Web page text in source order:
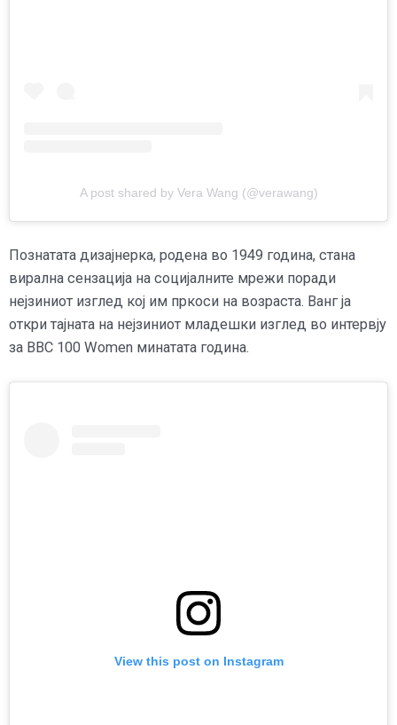
A post shared by Vera Wang (@verawang)
Познатата дизајнерка, родена во 1949 година, стана
вирална сензација на социјалните мрежи поради
нејзиниот изглед кој им пркоси на возраста. Ванг ја
откри тајната на нејзиниот младешки изглед во интервју
за BBC 100 Women минатата година.
View this post on Instagram